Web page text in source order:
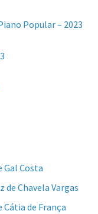
Popular – 2023
Gal Costa
de Chavela Vargas
Cátia de França